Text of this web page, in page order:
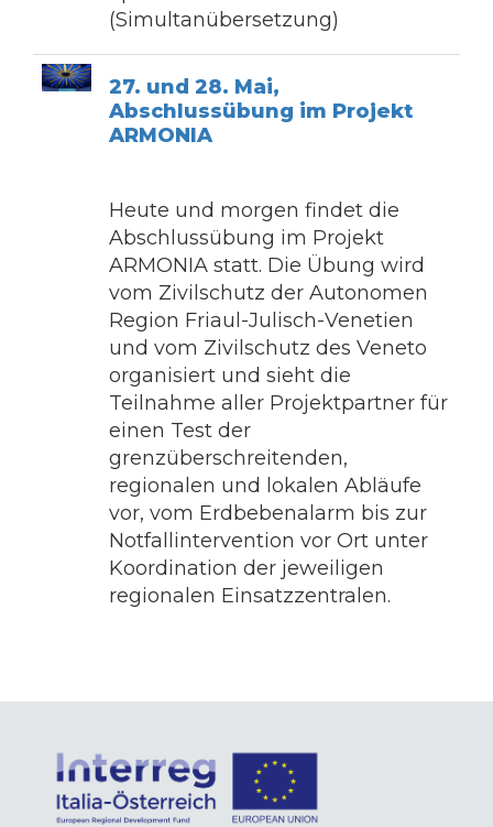
(Simultanübersetzung)
27. und 28. Mai,
Abschlussübung im Projekt
ARMONIA
Heute und morgen findet die
Abschlussübung im Projekt
ARMONIA statt. Die Übung wird
vom Zivilschutz der Autonomen
Region Friaul-Julisch-Venetien
und vom Zivilschutz des Veneto
organisiert und sieht die
Teilnahme aller Projektpartner für
einen Test der
grenzüberschreitenden,
regionalen und lokalen Abläufe
vor, vom Erdbebenalarm bis zur
Notfallintervention vor Ort unter
Koordination der jeweiligen
regionalen Einsatzzentralen.